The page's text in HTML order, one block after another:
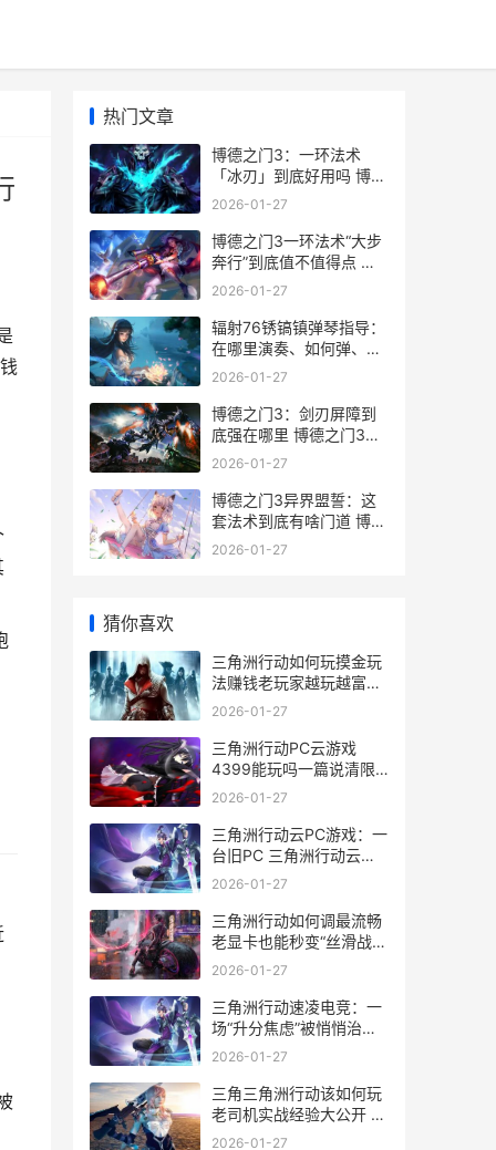
热门文章
博德之门3：一环法术
「冰刃」到底好用吗 博德
之门3一化众多法阵
2026-01-27
博德之门3一环法术“大步
奔行”到底值不值得点 博
德之门3一环和二环法术
2026-01-27
辐射76锈镐镇弹琴指导：
在哪里演奏、如何弹、要
注意啥 辐射76 生锈的钥
2026-01-27
博德之门3：剑刃屏障到
底强在哪里 博德之门3剑
咏者
2026-01-27
博德之门3异界盟誓：这
套法术到底有啥门道 博德
之门3异界誓缚能抓什么
2026-01-27
猜你喜欢
三角洲行动如何玩摸金玩
法赚钱老玩家越玩越富的
冷门细节大公开 三角洲行
2026-01-27
三角洲行动PC云游戏
4399能玩吗一篇说清限
制、套路和真正可行的上
2026-01-27
三角洲行动云PC游戏：一
台旧PC 三角洲行动云游
戏
2026-01-27
三角洲行动如何调最流畅
老显卡也能秒变“丝滑战
场”的冷门配置大公开 三
极星
2026-01-27
三角洲行动速凌电竞：一
场“升分焦虑”被悄悄治愈
的新方法革命 三角洲行动
2026-01-27
三角三角洲行动该如何玩
老司机实战经验大公开 三
角三角洲行动如何获得
2026-01-27